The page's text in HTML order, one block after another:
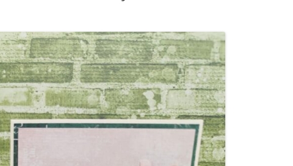
ZAJĘCIA TERENOWE